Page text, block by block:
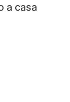
a casa